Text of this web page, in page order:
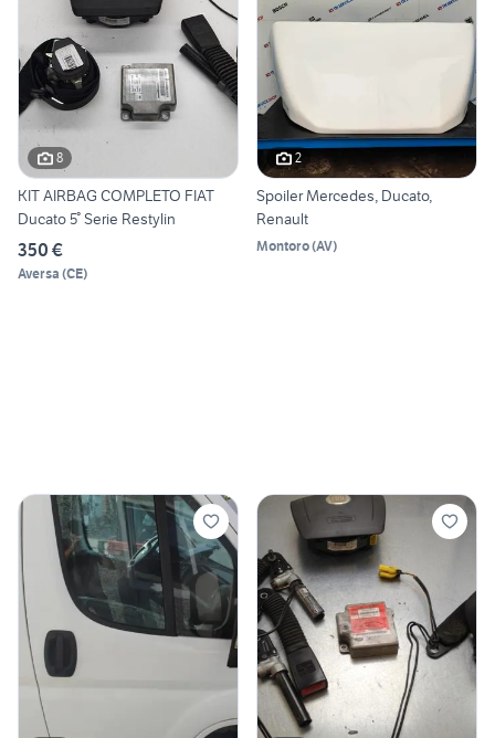
8
KIT AIRBAG COMPLETO FIAT
Ducato 5° Serie Restylin
350 €
Aversa (CE)
2
Spoiler Mercedes, Ducato,
Renault
Montoro(AV)